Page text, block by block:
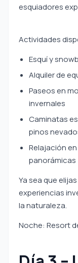
esquiadores
Actividades
Esquí y
Alquiler de
Paseos en
invernales
Caminatas
pinos
Relajación
panorámicas
Ya sea que
experiencias
la naturaleza.
Noche: Resort